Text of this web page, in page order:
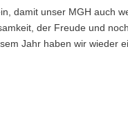
damit unser MGH auch
der Freude und
Jahr haben wir wieder